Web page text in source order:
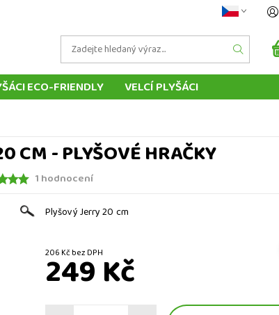
ECO-FRIENDLY
VELCÍ PLYŠÁCI
CM - PLYŠOVÉ HRAČKY
1 hodnocení
Plyšový Jerry 20 cm
206 Kč bez DPH
249 Kč